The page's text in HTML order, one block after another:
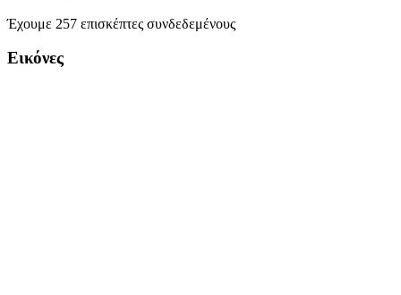
Έχουμε 257 επισκέπτες συνδεδεμένους
Εικόνες